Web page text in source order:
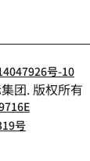
号-10
团. 版权所有
号